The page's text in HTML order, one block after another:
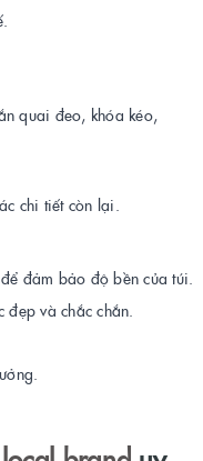
quai đeo, khóa kéo,
chi tiết còn lại.
đảm bảo độ bền của túi.
và chắc chắn.